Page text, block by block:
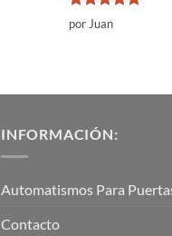
Valorado
con
por Juan
INFORMACIÓN:
Automatismos Para
Contacto